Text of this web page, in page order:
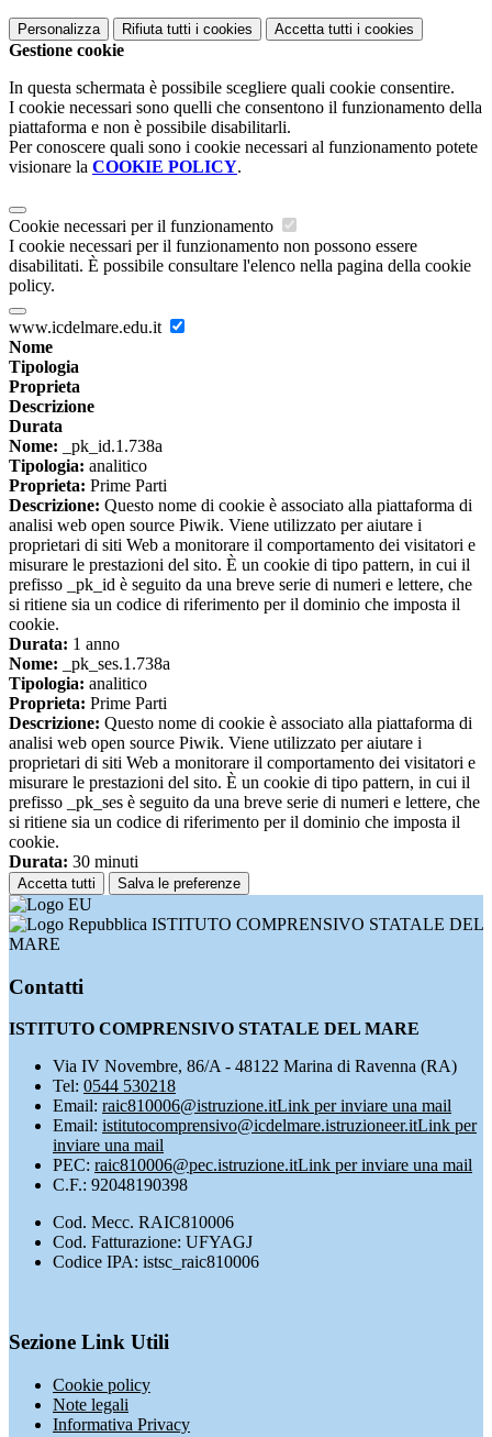
Personalizza Rifiuta tutti i cookies Accetta tutti i cookies
Gestione cookie
In questa schermata è possibile scegliere quali cookie consentire.
I cookie necessari sono quelli che consentono il funzionamento della
piattaforma e non è possibile disabilitarli.
Per conoscere quali sono i cookie necessari al funzionamento potete
visionare la COOKIE POLICY.
Cookie necessari per il funzionamento
I cookie necessari per il funzionamento non possono essere
disabilitati. È possibile consultare l'elenco nella pagina della cookie
policy.
www.icdelmare.edu.it
Nome
Tipologia
Proprieta
Descrizione
Durata
Nome: _pk_id.1.738a
Tipologia: analitico
Proprieta: Prime Parti
Descrizione: Questo nome di cookie è associato alla piattaforma di
analisi web open source Piwik. Viene utilizzato per aiutare i
proprietari di siti Web a monitorare il comportamento dei visitatori e
misurare le prestazioni del sito. È un cookie di tipo pattern, in cui il
prefisso _pk_id è seguito da una breve serie di numeri e lettere, che
si ritiene sia un codice di riferimento per il dominio che imposta il
cookie.
Durata: 1 anno
Nome: _pk_ses.1.738a
Tipologia: analitico
Proprieta: Prime Parti
Descrizione: Questo nome di cookie è associato alla piattaforma di
analisi web open source Piwik. Viene utilizzato per aiutare i
proprietari di siti Web a monitorare il comportamento dei visitatori e
misurare le prestazioni del sito. È un cookie di tipo pattern, in cui il
prefisso _pk_ses è seguito da una breve serie di numeri e lettere, che
si ritiene sia un codice di riferimento per il dominio che imposta il
cookie.
Durata: 30 minuti
Accetta tutti Salva le preferenze
ISTITUTO COMPRENSIVO STATALE DEL
MARE
Contatti
ISTITUTO COMPRENSIVO STATALE DEL MARE
Via IV Novembre, 86/A - 48122 Marina di Ravenna (RA)
Tel: 0544 530218
Email: raic810006@istruzione.itLink per inviare una mail
Email: istitutocomprensivo@icdelmare.istruzioneer.itLink per
inviare una mail
PEC: raic810006@pec.istruzione.itLink per inviare una mail
C.F.: 92048190398
Cod. Mecc. RAIC810006
Cod. Fatturazione: UFYAGJ
Codice IPA: istsc_raic810006
Sezione Link Utili
Cookie policy
Note legali
Informativa Privacy